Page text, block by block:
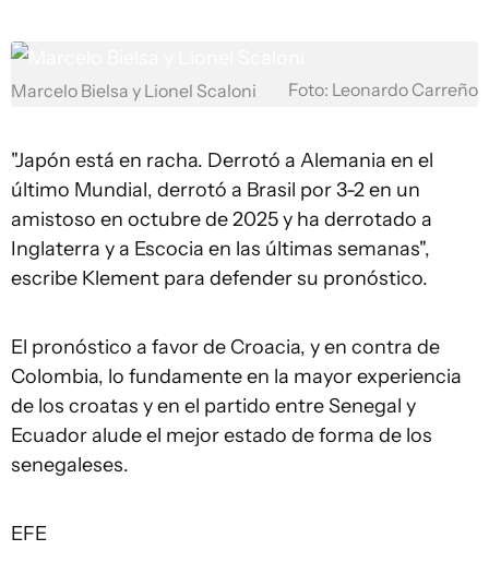
Marcelo Bielsa y Lionel Scaloni Foto: Leonardo Carreño
"Japón está en racha. Derrotó a Alemania en el
último Mundial, derrotó a Brasil por 3-2 en un
amistoso en octubre de 2025 y ha derrotado a
Inglaterra y a Escocia en las últimas semanas",
escribe Klement para defender su pronóstico.
El pronóstico a favor de Croacia, y en contra de
Colombia, lo fundamente en la mayor experiencia
de los croatas y en el partido entre Senegal y
Ecuador alude el mejor estado de forma de los
senegaleses.
EFE